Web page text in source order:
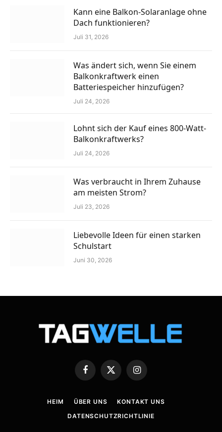
Kann eine Balkon-Solaranlage ohne
Dach funktionieren?
Juli 31, 2026
Was ändert sich, wenn Sie einem
Balkonkraftwerk einen
Batteriespeicher hinzufügen?
Juli 24, 2026
Lohnt sich der Kauf eines 800-Watt-
Balkonkraftwerks?
Juli 24, 2026
Was verbraucht in Ihrem Zuhause
am meisten Strom?
Juli 23, 2026
Liebevolle Ideen für einen starken
Schulstart
Juni 30, 2026
Facebook
X
(Twitter)
Instagram
HEIM ÜBER UNS
KONTAKT UNS
DATENSCHUTZRICHTLINIE